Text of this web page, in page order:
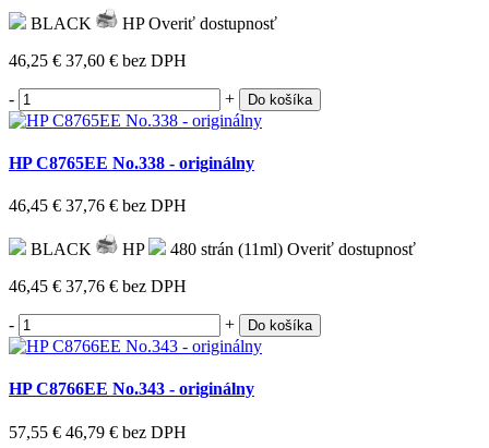
BLACK HP Overiť dostupnosť
46,25 € 37,60 € bez DPH
- + Do košíka
HP C8765EE No.338 - originálny
46,45 € 37,76 € bez DPH
BLACK HP 480 strán (11ml) Overiť dostupnosť
46,45 € 37,76 € bez DPH
- + Do košíka
HP C8766EE No.343 - originálny
57,55 € 46,79 € bez DPH